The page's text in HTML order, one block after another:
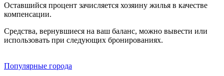
Оставшийся процент зачисляется хозяину жилья в качестве
компенсации.
Средства, вернувшиеся на ваш баланс, можно вывести или
использовать при следующих бронированиях.
Популярные города